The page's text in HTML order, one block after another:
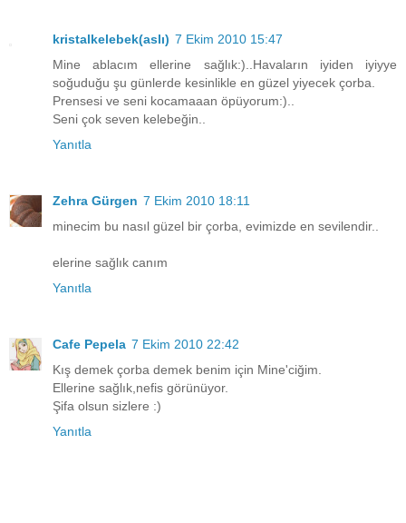
kristalkelebek(aslı) 7 Ekim 2010 15:47
Mine ablacım ellerine sağlık:)..Havaların iyiden iyiyye
soğuduğu şu günlerde kesinlikle en güzel yiyecek çorba.
Prensesi ve seni kocamaaan öpüyorum:)..
Seni çok seven kelebeğin..
Yanıtla
Zehra Gürgen 7 Ekim 2010 18:11
minecim bu nasıl güzel bir çorba, evimizde en sevilendir..
elerine sağlık canım
Yanıtla
Cafe Pepela 7 Ekim 2010 22:42
Kış demek çorba demek benim için Mine'ciğim.
Ellerine sağlık,nefis görünüyor.
Şifa olsun sizlere :)
Yanıtla